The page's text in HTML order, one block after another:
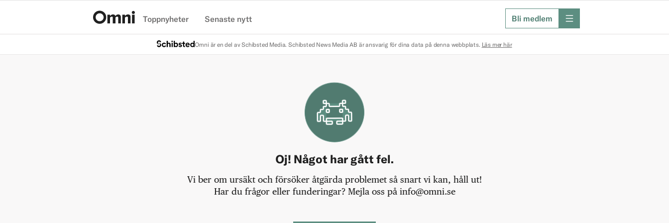
Toppnyheter Senaste nytt Bli medlem meny
Omni är en del av Schibsted Media. Schibsted News Media AB är ansvarig för dina data på denna webbplats. Läs mer här
Oj! Något har gått fel.
Vi ber om ursäkt och försöker åtgärda problemet så snart vi kan, håll ut!
Har du frågor eller funderingar? Mejla oss på info@omni.se